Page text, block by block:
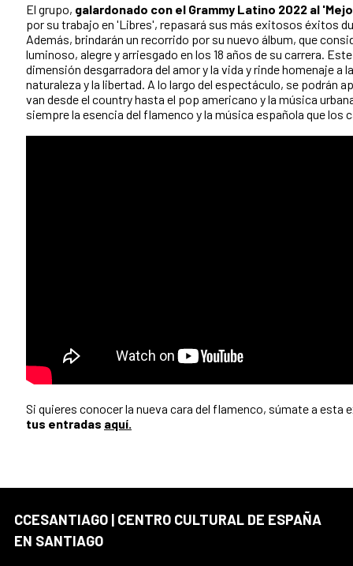
El grupo, galardonado con el Grammy Latino 2022 al
por su trabajo en 'Libres', repasará sus más exitosos éxitos
Además, brindarán un recorrido por su nuevo álbum, que
luminoso, alegre y arriesgado en los 18 años de su carrera.
dimensión desgarradora del amor y la vida y rinde homenaje a
naturaleza y la libertad. A lo largo del espectáculo, se podrán
van desde el country hasta el pop americano y la música
siempre la esencia del flamenco y la música española que los
Si quieres conocer la nueva cara del flamenco, súmate a esta
tus entradas aquí.
CCESANTIAGO | CENTRO CULTURAL DE ESPAÑA
EN SANTIAGO